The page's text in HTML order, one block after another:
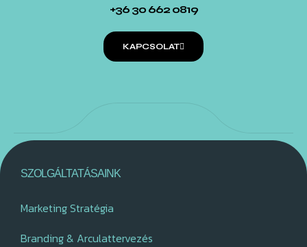
+36 30 662 0819
KAPCSOLAT
SZOLGÁLTATÁSAINK
Marketing Stratégia
Branding & Arculattervezés